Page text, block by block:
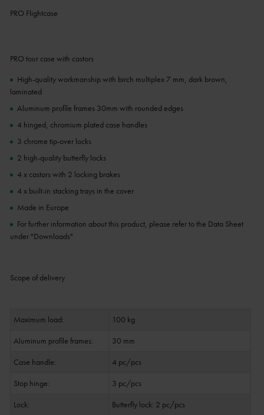
PRO Flightcase
PRO tour case with castors
High-quality workmanship with birch multiplex 7 mm, dark brown,
laminated
Aluminum profile frames 30mm with rounded edges
4 hinged, chromium plated case handles
3 chrome tip-over locks
2 high-quality butterfly locks
4 x castors with 2 locking brakes
4 x built-in stacking trays in the cover
Made in Europe
For further information about this product, please refer to the Data Sheet
under "Downloads"
Scope of delivery
Maximum load:
100 kg
Aluminum profile frames:
30 mm
Case handle:
4 pc/pcs
Stop hinge:
3 pc/pcs
Lock:
Butterfly lock: 2 pc/pcs